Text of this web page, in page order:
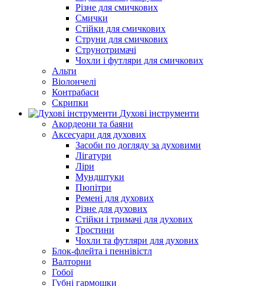
Різне для смичкових
Смички
Стійки для смичкових
Струни для смичкових
Струнотримачі
Чохли і футляри для смичкових
Альти
Віолончелі
Контрабаси
Скрипки
Духові інструменти
Акордеони та баяни
Аксесуари для духових
Засоби по догляду за духовими
Лігатури
Ліри
Мундштуки
Пюпітри
Ремені для духових
Різне для духових
Стійки і тримачі для духових
Тростини
Чохли та футляри для духових
Блок-флейта і пеннівістл
Валторни
Гобої
Губні гармошки